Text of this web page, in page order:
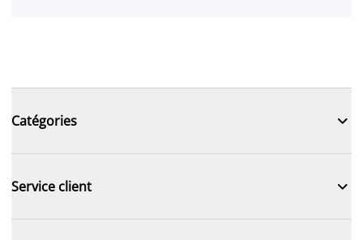
Catégories 
Service client 